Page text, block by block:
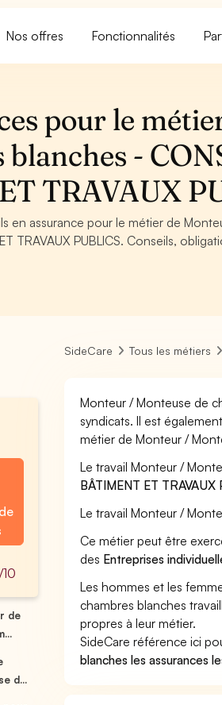
Nos offres Fonctionnalités
pour le
blanches -
TRAVAUX
en assurance pour le métier de
TRAVAUX PUBLICS. Conseils,
de
d...
SideCare Tous les métiers
Monteur / Monteuse de
syndicats. Il est
métier de Monteur /
Le travail Monteur /
BÂTIMENT ET TRAVAUX
Le travail Monteur /
Ce métier peut être
des Entreprises
Les hommes et les
chambres blanches
propres à leur métier.
SideCare référence ici
blanches les assurances